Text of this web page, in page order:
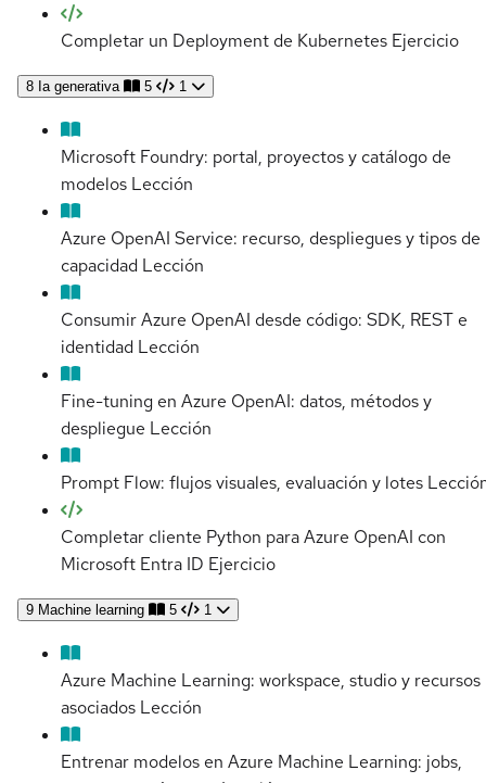
Completar un Deployment de Kubernetes Ejercicio
8 Ia generativa 5 1
Microsoft Foundry: portal, proyectos y catálogo de
modelos Lección
Azure OpenAI Service: recurso, despliegues y tipos de
capacidad Lección
Consumir Azure OpenAI desde código: SDK, REST e
identidad Lección
Fine-tuning en Azure OpenAI: datos, métodos y
despliegue Lección
Prompt Flow: flujos visuales, evaluación y lotes
Completar cliente Python para Azure OpenAI con
Microsoft Entra ID Ejercicio
9 Machine learning 5 1
Azure Machine Learning: workspace, studio y recursos
asociados Lección
Entrenar modelos en Azure Machine Learning: jobs,